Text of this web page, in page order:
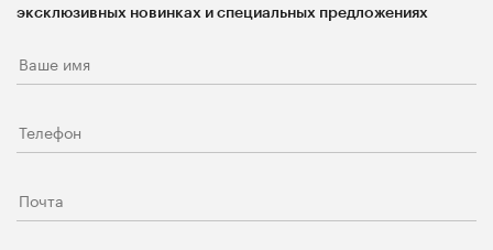
эксклюзивных новинках и специальных предложениях